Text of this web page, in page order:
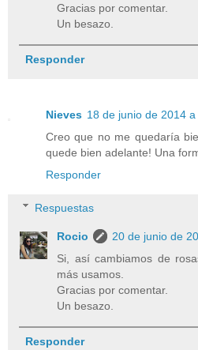
Gracias por comentar.
Un besazo.
Responder
Nieves 18 de junio de 2014
Creo que no me quedaría
quede bien adelante! Una
Responder
Respuestas
Rocio
20 de junio de
Si, así cambiamos de
más usamos.
Gracias por comentar.
Un besazo.
Responder